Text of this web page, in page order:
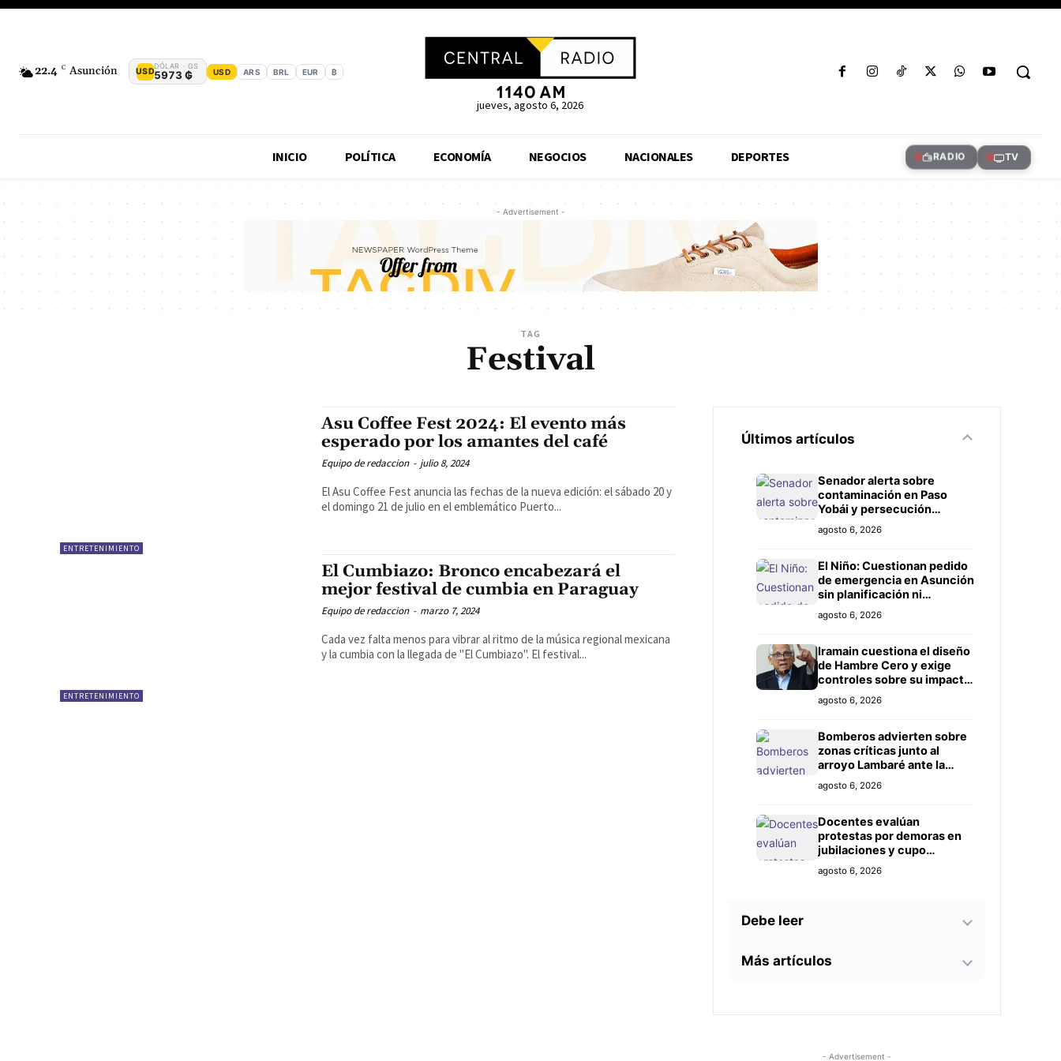
22.4 C Asunción USD
DÓLAR · GS
5973 ₲ USD ARS BRL EUR ₿
jueves, agosto 6, 2026
INICIO POLÍTICA ECONOMÍA NEGOCIOS NACIONALES DEPORTES RADIO TV
- Advertisement -
TAG
Festival
ENTRETENIMIENTO
Asu Coffee Fest 2024: El evento más
esperado por los amantes del café
Equipo de redaccion - julio 8, 2024
El Asu Coffee Fest anuncia las fechas de la nueva edición: el sábado 20 y
el domingo 21 de julio en el emblemático Puerto...
ENTRETENIMIENTO
El Cumbiazo: Bronco encabezará el
mejor festival de cumbia en Paraguay
Equipo de redaccion - marzo 7, 2024
Cada vez falta menos para vibrar al ritmo de la música regional mexicana
y la cumbia con la llegada de "El Cumbiazo". El festival...
Últimos artículos
Senador alerta sobre
contaminación en Paso
Yobái y persecución
política contra Miguel
Prieto
agosto 6, 2026
El Niño: Cuestionan pedido
de emergencia en Asunción
sin planificación ni
controles claros
agosto 6, 2026
Iramain cuestiona el diseño
de Hambre Cero y exige
controles sobre su impacto
agosto 6, 2026
Bomberos advierten sobre
zonas críticas junto al
arroyo Lambaré ante la
llegada de El Niño
agosto 6, 2026
Docentes evalúan
protestas por demoras en
jubilaciones y cupo
insuficiente
agosto 6, 2026
Debe leer
Psicoterapeuta advierte
Más artículos
agosto 5, 2026
- Advertisement -